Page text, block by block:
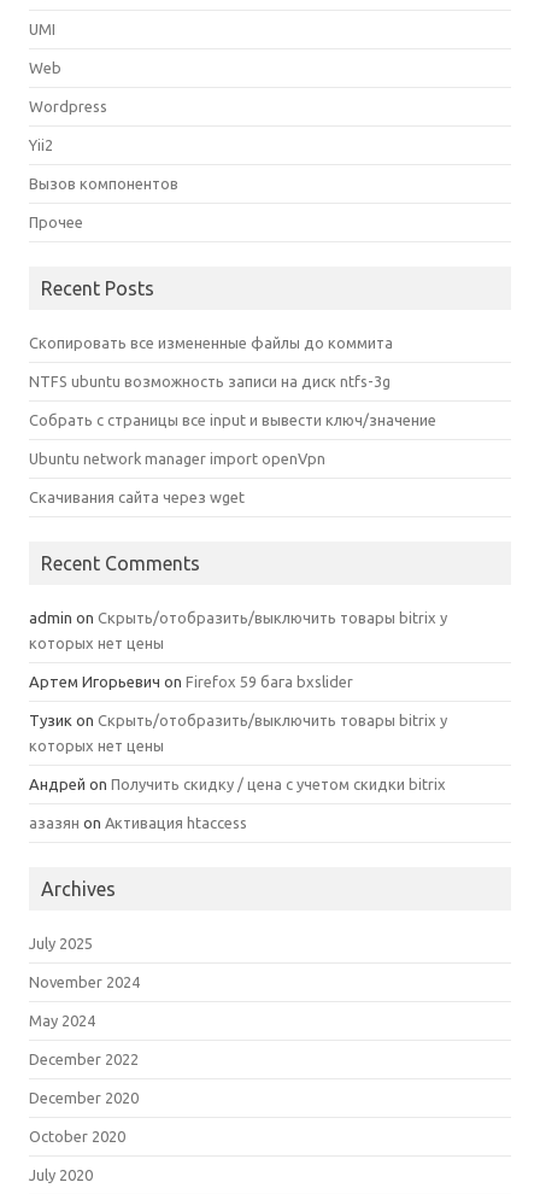
UMI
Web
Wordpress
Yii2
Вызов компонентов
Прочее
Recent Posts
Скопировать все измененные файлы до коммита
NTFS ubuntu возможность записи на диск ntfs-3g
Собрать с страницы все input и вывести ключ/значение
Ubuntu network manager import openVpn
Скачивания сайта через wget
Recent Comments
admin on Скрыть/отобразить/выключить товары bitrix у
которых нет цены
Артем Игорьевич on Firefox 59 бага bxslider
Тузик on Скрыть/отобразить/выключить товары bitrix у
которых нет цены
Андрей on Получить скидку / цена с учетом скидки bitrix
азазян on Активация htaccess
Archives
July 2025
November 2024
May 2024
December 2022
December 2020
October 2020
July 2020